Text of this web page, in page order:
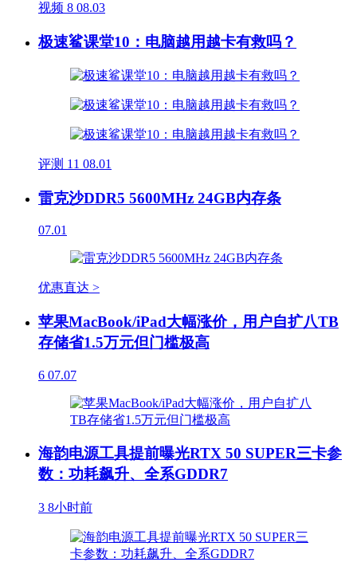
视频 8 08.03
极速鲨课堂10：电脑越用越卡有救吗？
评测 11 08.01
雷克沙DDR5 5600MHz 24GB内存条
07.01
优惠直达 >
苹果MacBook/iPad大幅涨价，用户自扩八TB
存储省1.5万元但门槛极高
6 07.07
海韵电源工具提前曝光RTX 50 SUPER三卡参
数：功耗飙升、全系GDDR7
3 8小时前